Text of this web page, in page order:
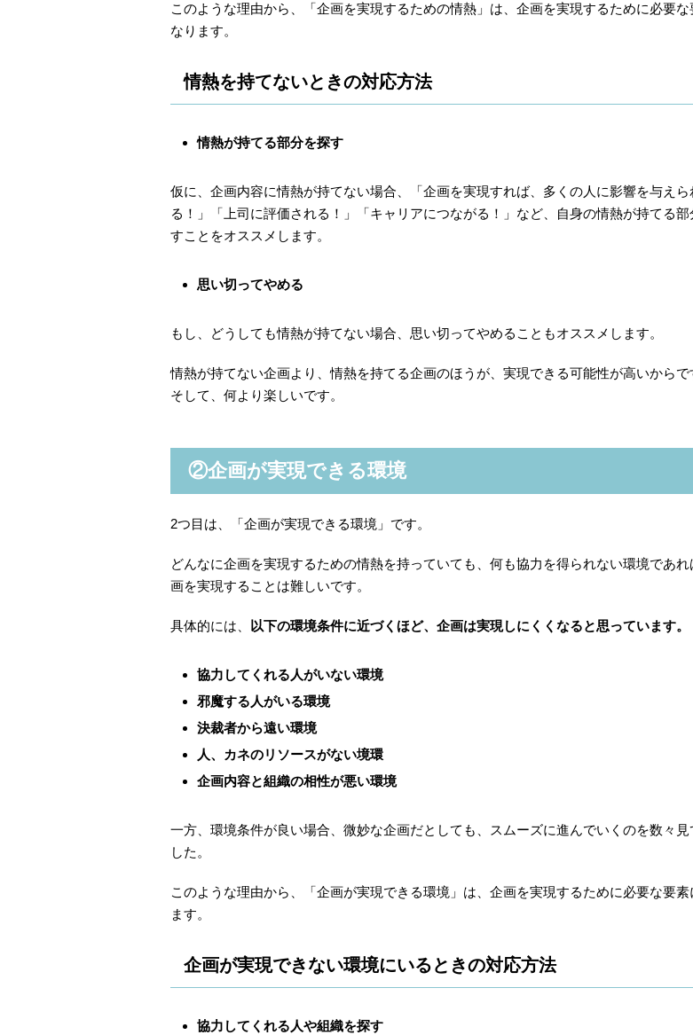
このような理由から、「企画を実現するための情熱」は、企画を実現するために必要な
なります。
情熱を持てないときの対応方法
情熱が持てる部分を探す
仮に、企画内容に情熱が持てない場合、「企画を実現すれば、多くの人に影響を与えら
る！」「上司に評価される！」「キャリアにつながる！」など、自身の情熱が持てる部
すことをオススメします。
思い切ってやめる
もし、どうしても情熱が持てない場合、思い切ってやめることもオススメします。
情熱が持てない企画より、情熱を持てる企画のほうが、実現できる可能性が高いからで
そして、何より楽しいです。
②企画が実現できる環境
2つ目は、「企画が実現できる環境」です。
どんなに企画を実現するための情熱を持っていても、何も協力を得られない環境であれ
画を実現することは難しいです。
具体的には、 以下の環境条件に近づくほど、企画は実現しにくくなると思っています。
協力してくれる人がいない環境
邪魔する人がいる環境
決裁者から遠い環境
人、カネのリソースがない境環
企画内容と組織の相性が悪い環境
一方、環境条件が良い場合、微妙な企画だとしても、スムーズに進んでいくのを数々見
した。
このような理由から、「企画が実現できる環境」は、企画を実現するために必要な要素
ます。
企画が実現できない環境にいるときの対応方法
協力してくれる人や組織を探す